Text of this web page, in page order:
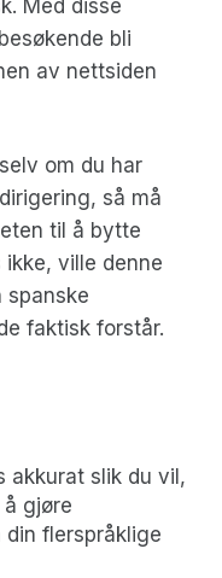
Med disse
bli
av nettsiden
om du har
så må
til å bytte
ville denne
spanske
faktisk forstår.
akkurat slik du vil,
gjøre
din flerspråklige